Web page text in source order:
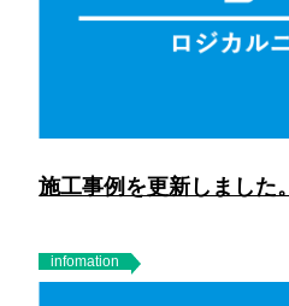
施工事例を更新しました。
infomation